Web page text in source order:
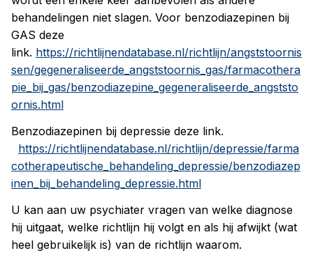
behandelingen niet slagen. Voor benzodiazepinen bij
GAS deze
link. https://richtlijnendatabase.nl/richtlijn/angststoornis
sen/gegeneraliseerde_angststoornis_gas/farmacothera
pie_bij_gas/benzodiazepine_gegeneraliseerde_angststo
ornis.html
Benzodiazepinen bij depressie deze link.
https://richtlijnendatabase.nl/richtlijn/depressie/farma
cotherapeutische_behandeling_depressie/benzodiazep
inen_bij_behandeling_depressie.html
U kan aan uw psychiater vragen van welke diagnose
hij uitgaat, welke richtlijn hij volgt en als hij afwijkt (wat
heel gebruikelijk is) van de richtlijn waarom.